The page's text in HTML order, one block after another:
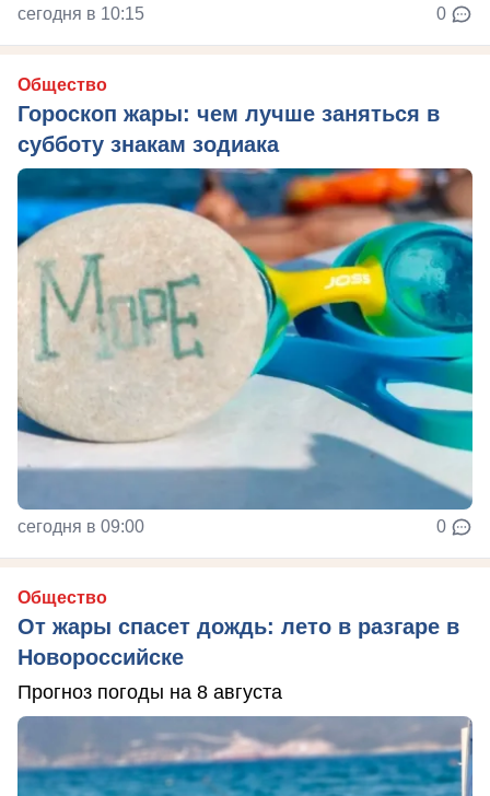
сегодня в 10:15 0
Общество
Гороскоп жары: чем лучше заняться в
субботу знакам зодиака
сегодня в 09:00 0
Общество
От жары спасет дождь: лето в разгаре в
Новороссийске
Прогноз погоды на 8 августа